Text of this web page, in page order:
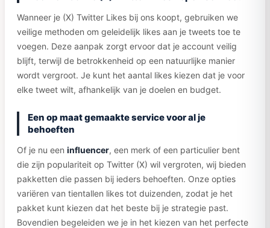
Wanneer je (X) Twitter Likes bij ons koopt, gebruiken we
veilige methoden om geleidelijk likes aan je tweets toe te
voegen. Deze aanpak zorgt ervoor dat je account veilig
blijft, terwijl de betrokkenheid op een natuurlijke manier
wordt vergroot. Je kunt het aantal likes kiezen dat je voor
elke tweet wilt, afhankelijk van je doelen en budget.
Een op maat gemaakte service voor al je
behoeften
Of je nu een influencer, een merk of een particulier bent
die zijn populariteit op Twitter (X) wil vergroten, wij bieden
pakketten die passen bij ieders behoeften. Onze opties
variëren van tientallen likes tot duizenden, zodat je het
pakket kunt kiezen dat het beste bij je strategie past.
Bovendien begeleiden we je in het kiezen van het perfecte